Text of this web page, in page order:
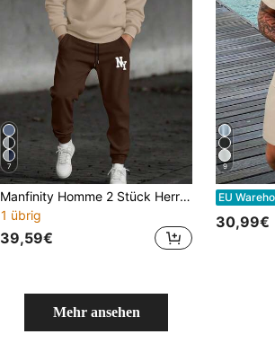
7
Manfinity Homme 2 Stück Herren Thermofutter Lässig NY Buchstaben Muster Pullover Sweatshirt und Jogginghose Set, geeignet für Herbst und Winter
1 übrig
39,59€
9
30,99€
Mehr ansehen